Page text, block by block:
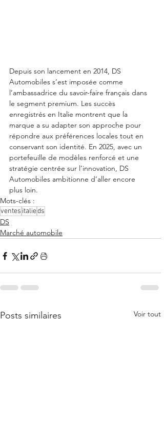
Depuis son lancement en 2014, DS
Automobiles s’est imposée comme
l’ambassadrice du savoir-faire français dans
le segment premium. Les succès
enregistrés en Italie montrent que la
marque a su adapter son approche pour
répondre aux préférences locales tout en
conservant son identité. En 2025, avec un
portefeuille de modèles renforcé et une
stratégie centrée sur l’innovation, DS
Automobiles ambitionne d’aller encore
plus loin.
Mots-clés :
ventes italieds
DS
Marché automobile
Posts similaires Voir tout